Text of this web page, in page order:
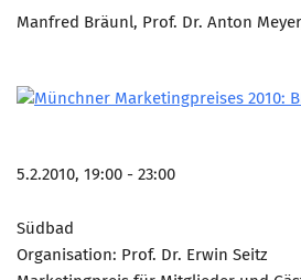
Manfred Bräunl, Prof. Dr. Anton
5.2.2010, 19:00 - 23:00
Südbad
Organisation: Prof. Dr. Erwin Seitz